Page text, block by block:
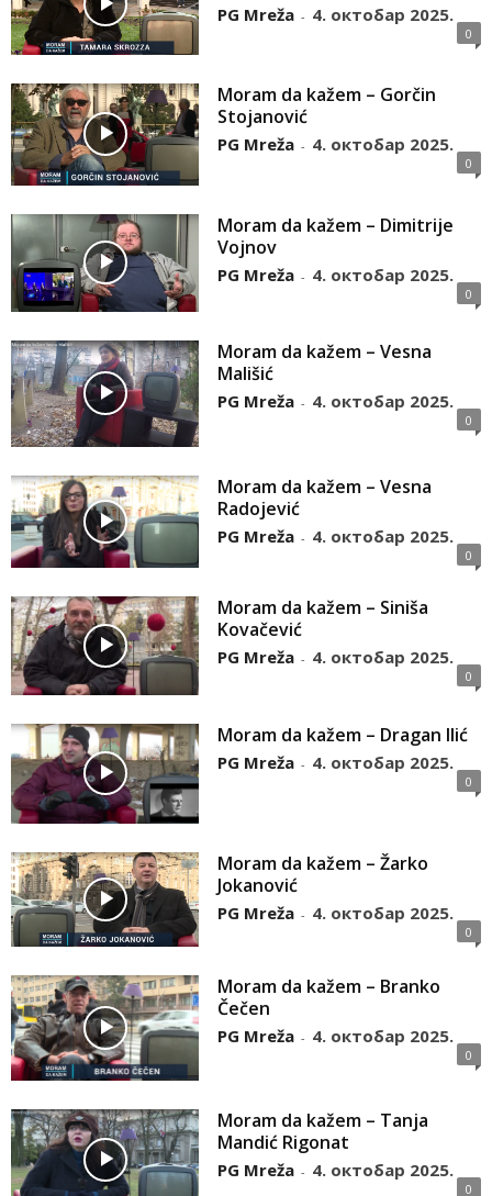
PG Mreža - 4. октобар 2025.
0
Moram da kažem – Gorčin
Stojanović
PG Mreža - 4. октобар 2025.
0
Moram da kažem – Dimitrije
Vojnov
PG Mreža - 4. октобар 2025.
0
Moram da kažem – Vesna
Mališić
PG Mreža - 4. октобар 2025.
0
Moram da kažem – Vesna
Radojević
PG Mreža - 4. октобар 2025.
0
Moram da kažem – Siniša
Kovačević
PG Mreža - 4. октобар 2025.
0
Moram da kažem – Dragan Ilić
PG Mreža - 4. октобар 2025.
0
Moram da kažem – Žarko
Jokanović
PG Mreža - 4. октобар 2025.
0
Moram da kažem – Branko
Čečen
PG Mreža - 4. октобар 2025.
0
Moram da kažem – Tanja
Mandić Rigonat
PG Mreža - 4. октобар 2025.
0